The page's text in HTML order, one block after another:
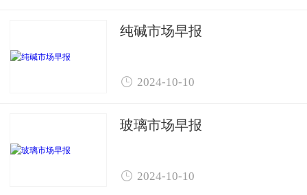
纯碱市场早报
 2024-10-10
玻璃市场早报
 2024-10-10